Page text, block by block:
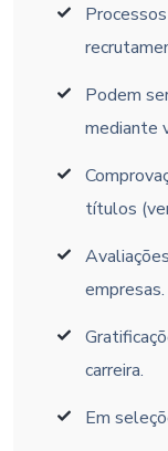
Podem
mediante
títulos
empresas.
carreira.
Em